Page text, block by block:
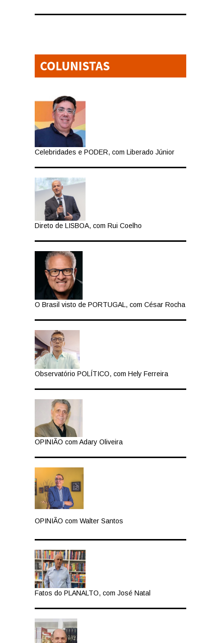
Celebridades e PODER, com Liberado Júnior
Direto de LISBOA, com Rui Coelho
O Brasil visto de PORTUGAL, com César Rocha
Observatório POLÍTICO, com Hely Ferreira
OPINIÃO com Adary Oliveira
OPINIÃO com Walter Santos
Fatos do PLANALTO, com José Natal